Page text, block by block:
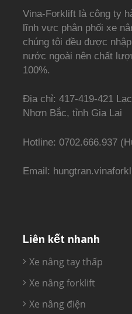
Vina-Forklift là công ty
lĩnh vực phân phối xe
chúng tôi đều được
nước ngoài nên chất
100%.
Địa chỉ: 417-419-421
Nhơn Bắc, tỉnh Gia Lai
Hotline: 0702.666.937
Email:
Liên kết nhanh
Xe nâng tay thấp
Xe nâng forklift
Xe nâng điện